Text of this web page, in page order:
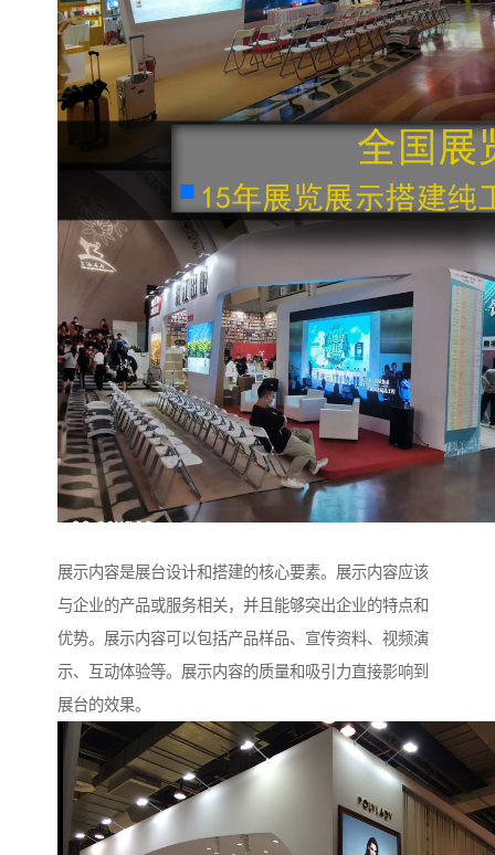
展示内容是展台设计和搭建的核心要素。展示内容应该
与企业的产品或服务相关，并且能够突出企业的特点和
优势。展示内容可以包括产品样品、宣传资料、视频演
示、互动体验等。展示内容的质量和吸引力直接影响到
展台的效果。